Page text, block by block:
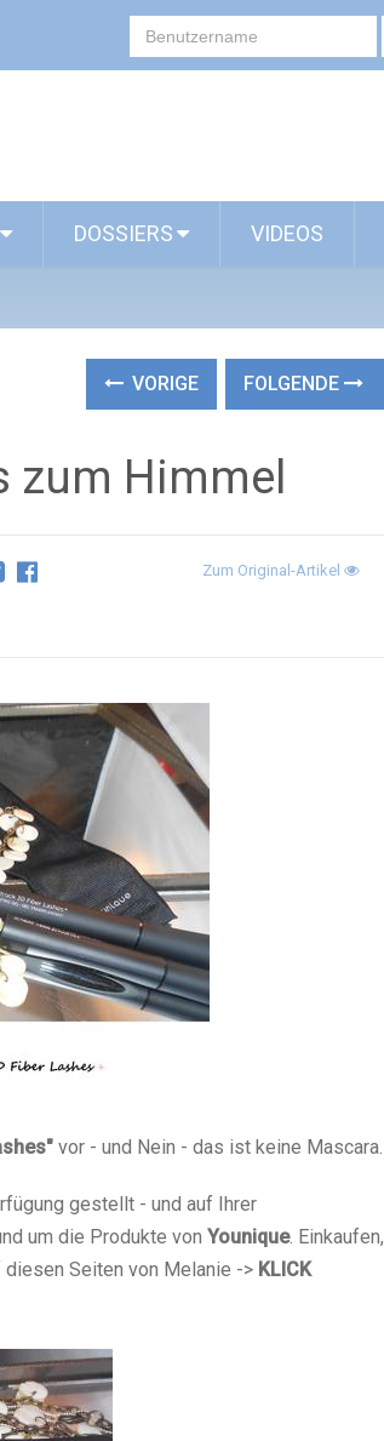
DOSSIERS VIDEOS
VORIGE FOLGENDE
zum Himmel
Zum Original-Artikel
vor - und Nein - das ist keine Mascara.
gestellt - und auf Ihrer
um die Produkte von Younique. Einkaufen,
Seiten von Melanie -> KLICK